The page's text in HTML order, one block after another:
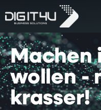
Machen
wollen -
krasser!